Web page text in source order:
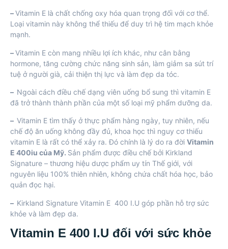
–Vitamin E là chất chống oxy hóa quan trọng đối với cơ thể.
Loại vitamin này không thể thiếu để duy trì hệ tim mạch khỏe
mạnh.
–Vitamin E còn mang nhiều lợi ích khác, như cân bằng
hormone, tăng cường chức năng sinh sản, làm giảm sa sút trí
tuệ ở người già, cải thiện thị lực và làm đẹp da tóc.
– Ngoài cách điều chế dạng viên uống bổ sung thì vitamin E
đã trở thành thành phần của một số loại mỹ phẩm dưỡng da.
– Vitamin E tìm thấy ở thực phẩm hàng ngày, tuy nhiên, nếu
chế độ ăn uống không đầy đủ, khoa học thì nguy cơ thiếu
vitamin E là rất có thể xảy ra. Đó chính là lý do ra đời Vitamin
E 400iu của Mỹ. Sản phẩm được điều chế bởi Kirkland
Signature – thương hiệu dược phẩm uy tín Thế giới, với
nguyên liệu 100% thiên nhiên, không chứa chất hóa học, bảo
quản đọc hại.
– Kirkland Signature Vitamin E 400 I.U góp phần hỗ trợ sức
khỏe và làm đẹp da.
Vitamin E 400 I.U đối với sức khỏe